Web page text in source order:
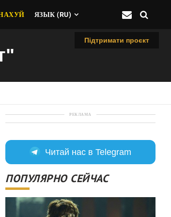
ЯЗЫК (RU)
Підтримати проєкт
РЕКЛАМА
Читай нас в Telegram
ПОПУЛЯРНО СЕЙЧАС